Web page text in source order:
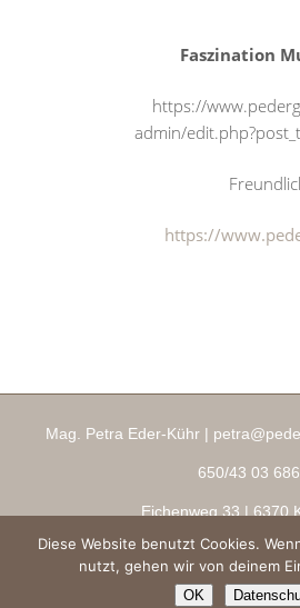
Faszination
https://
admin/
https://
Mag. Petra Eder-Kühr |
650/43 03 686
Eichenweg 33 | 6370
Impressum|AGBs|
Copyright 2026 ®
Diese Website benutzt Cookies.
nutzt, gehen wir von deinem
OK